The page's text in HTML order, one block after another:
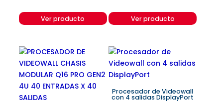
Ver producto Ver producto
Procesador de Videowall
con 4 salidas DisplayPort